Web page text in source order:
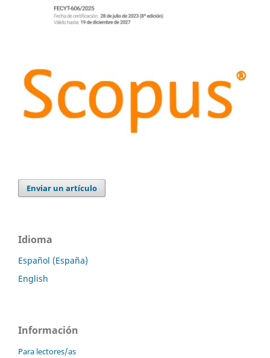
Enviar un artículo
Idioma
Español (España)
English
Información
Para lectores/as